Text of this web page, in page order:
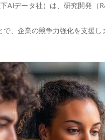
データ社）は、研究開発（
、企業の競争力強化を支援し